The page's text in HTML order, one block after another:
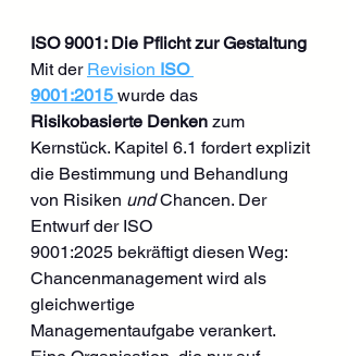
ISO 9001: Die Pflicht zur Gestaltung
Mit der Revision ISO
9001:2015 wurde das
Risikobasierte Denken zum
Kernstück. Kapitel 6.1 fordert explizit
die Bestimmung und Behandlung
von Risiken und Chancen. Der
Entwurf der ISO
9001:2025 bekräftigt diesen Weg:
Chancenmanagement wird als
gleichwertige
Managementaufgabe verankert.